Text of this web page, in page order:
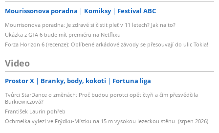
Mourissonova poradna Komiksy Festival ABC
Mourrisonova poradna: Je zdravé si čistit pleť v 11 letech? Jak na to?
Ukázka z GTA 6 bude mít premiéru na Netflixu
Forza Horizon 6 (recenze): Oblíbené arkádové závody se přesouvají do ulic Tokia!
Video
Prostor X Branky, body, kokoti Fortuna liga
Tvůrci StarDance o změnách: Proč budou porotci opět čtyři a čím přesvědčila
Burkiewiczová?
František Laurin pohřeb
Ochmelka vylezl ve Frýdku-Místku na 15 m vysokou lezeckou stěnu. (srpen 2026)